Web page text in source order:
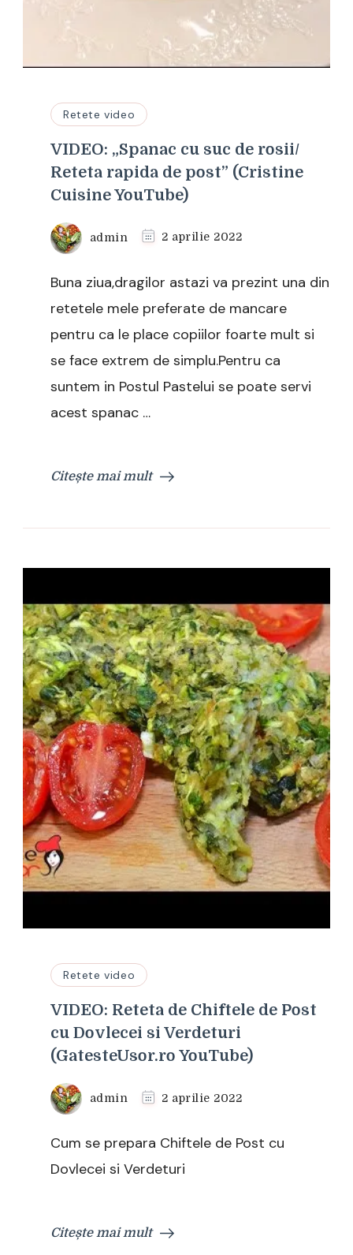
Retete video
VIDEO: „Spanac cu suc de rosii/
Reteta rapida de post” (Cristine
Cuisine YouTube)
admin 2 aprilie 2022
Buna ziua,dragilor astazi va prezint una din
retetele mele preferate de mancare
pentru ca le place copiilor foarte mult si
se face extrem de simplu.Pentru ca
suntem in Postul Pastelui se poate servi
acest spanac …
Citește mai mult
Retete video
VIDEO: Reteta de Chiftele de Post
cu Dovlecei si Verdeturi
(GatesteUsor.ro YouTube)
admin 2 aprilie 2022
Cum se prepara Chiftele de Post cu
Dovlecei si Verdeturi
Citește mai mult